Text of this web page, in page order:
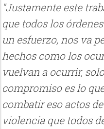
"Justamente este
que todos los
un esfuerzo, nos va
hechos como los
vuelvan a ocurrir,
compromiso es lo
combatir eso actos
violencia que todos